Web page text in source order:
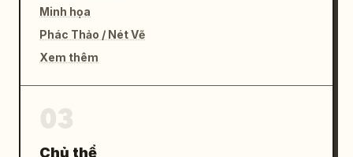
Minh họa
Phác Thảo / Nét Vẽ
Xem thêm
Chủ thể